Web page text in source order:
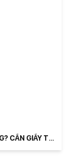
CẦN GIẤY TỜ